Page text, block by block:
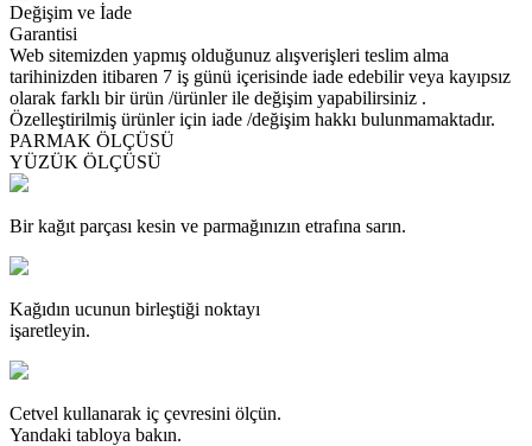
Değişim ve İade
Garantisi
Web sitemizden yapmış olduğunuz alışverişleri teslim alma
tarihinizden itibaren 7 iş günü içerisinde iade edebilir veya kayıpsız
olarak farklı bir ürün /ürünler ile değişim yapabilirsiniz .
Özelleştirilmiş ürünler için iade /değişim hakkı bulunmamaktadır.
PARMAK ÖLÇÜSÜ
YÜZÜK ÖLÇÜSÜ
Bir kağıt parçası kesin ve parmağınızın etrafına sarın.
Kağıdın ucunun birleştiği noktayı
işaretleyin.
Cetvel kullanarak iç çevresini ölçün.
Yandaki tabloya bakın.